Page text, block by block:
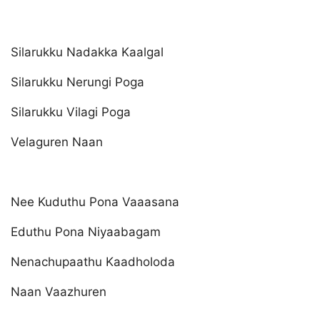
Silarukku Nadakka Kaalgal
Silarukku Nerungi Poga
Silarukku Vilagi Poga
Velaguren Naan
Nee Kuduthu Pona Vaaasana
Eduthu Pona Niyaabagam
Nenachupaathu Kaadholoda
Naan Vaazhuren